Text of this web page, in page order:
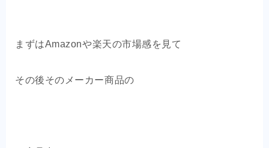
まずはAmazonや楽天の市場感を見て
その後そのメーカー商品の